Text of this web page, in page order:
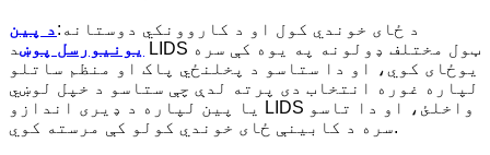
د ځای خوندي کول او د کاروونکي دوستانه:د پین
یونیورسل پوښد LIDS ټول مختلف ډولونه په یوه کې سره
یوځای کوي، او دا ستاسو د پخلنځي پاک او منظم ساتلو
لپاره غوره انتخاب دی پرته لدې چې ستاسو د خپل لوښي
یا پین لپاره د ډیری اندازو LIDS واخلئ، او دا تاسو
سره د کابینې ځای خوندي کولو کې مرسته کوي.